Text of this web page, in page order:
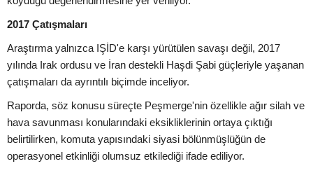
2017 Çatışmaları
Araştırma yalnızca IŞİD'e karşı yürütülen savaşı değil, 2017
yılında Irak ordusu ve İran destekli Haşdi Şabi güçleriyle yaşanan
çatışmaları da ayrıntılı biçimde inceliyor.
Raporda, söz konusu süreçte Peşmerge'nin özellikle ağır silah ve
hava savunması konularındaki eksikliklerinin ortaya çıktığı
belirtilirken, komuta yapısındaki siyasi bölünmüşlüğün de
operasyonel etkinliği olumsuz etkilediği ifade ediliyor.